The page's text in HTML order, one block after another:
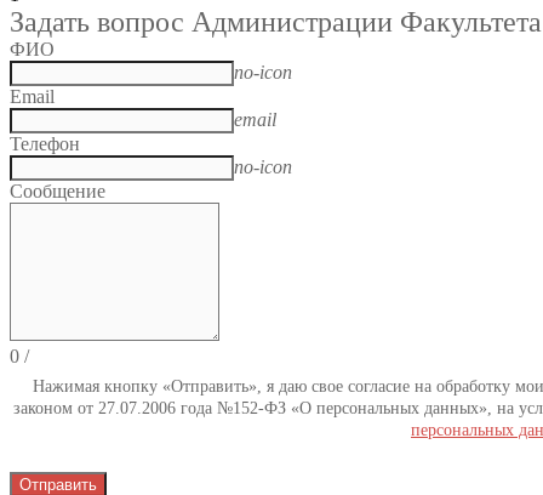
Задать вопрос Администрации Факультета
ФИО
no-icon
Email
email
Телефон
no-icon
Сообщение
0 /
Нажимая кнопку «Отправить», я даю свое согласие на обработку
законом от 27.07.2006 года №152-ФЗ «О персональных данных», на
персональных
Отправить